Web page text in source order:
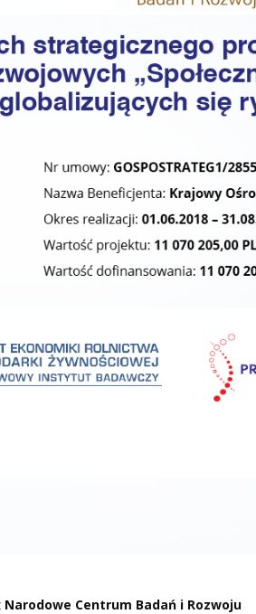
Narodowe Centrum Badań i Rozwoju